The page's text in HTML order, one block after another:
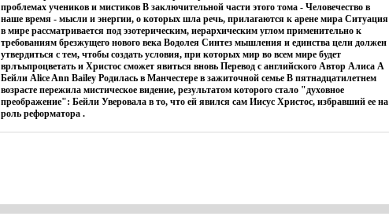
проблемах учеников и мистиков В заключительной части этого тома - Человечество в
наше время - мысли и энергии, о которых шла речь, прилагаются к арене мира Ситуация
в мире рассматривается под эзотерическим, иерархическим углом применительно к
требованиям брезжущего нового века Водолея Синтез мышления и единства цели должен
утвердиться с тем, чтобы создать условия, при которых мир во всем мире будет
врлъьпроцветать и Христос сможет явиться вновь Перевод с английского Автор Алиса А
Бейли Alice Ann Bailey Родилась в Манчестере в зажиточной семье В пятнадцатилетнем
возрасте пережила мистическое видение, результатом которого стало "духовное
преображение": Бейли Уверовала в то, что ей явился сам Иисус Христос, избравший ее на
роль реформатора .